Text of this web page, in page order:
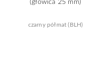
czarny półmat (BLH)